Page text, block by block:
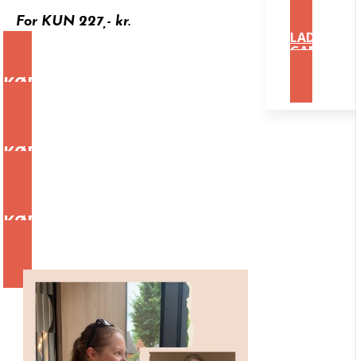
For KUN 227,- kr.
KØB NU OG START I DAG
KØB NU OG START I DAG
KØB NU OG START I DAG
LAD MIG
GANG NU